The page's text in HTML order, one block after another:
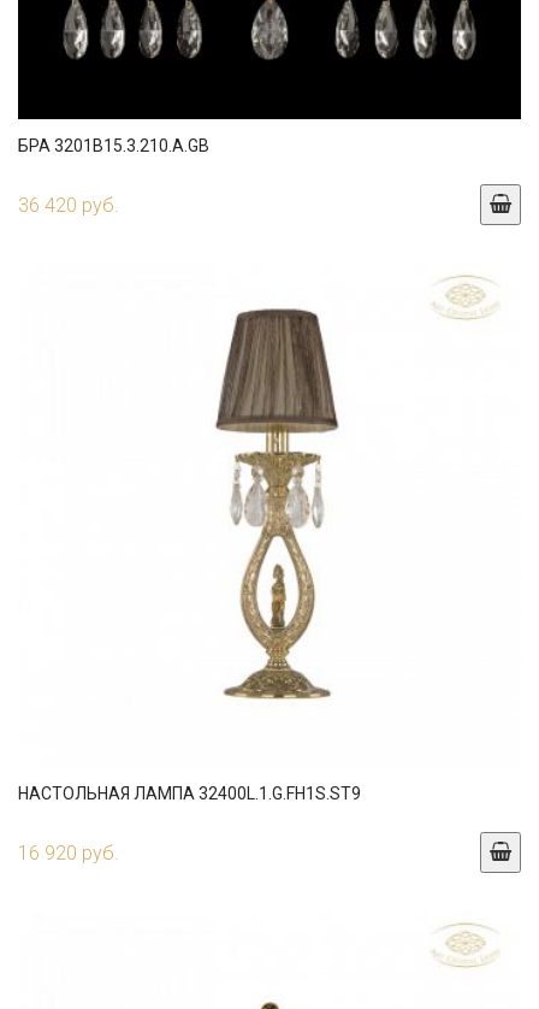
БРА 3201B15.3.210.A.GB
36 420 руб.
НАСТОЛЬНАЯ ЛАМПА 32400L.1.G.FH1S.ST9
16 920 руб.